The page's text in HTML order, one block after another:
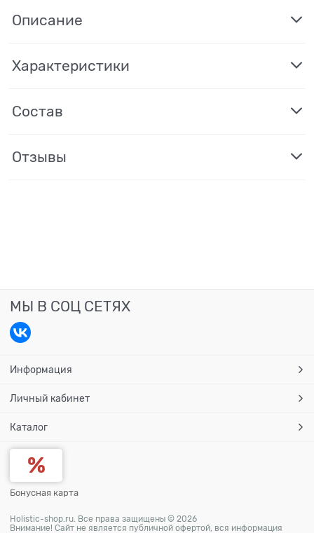
Описание
Характеристики
Состав
Отзывы
МЫ В СОЦ СЕТЯХ
Информация
Личный кабинет
Каталог
Бонусная карта
Holistic-shop.ru. Все права защищены © 2026
Внимание! Сайт не является публичной офертой, вся информация